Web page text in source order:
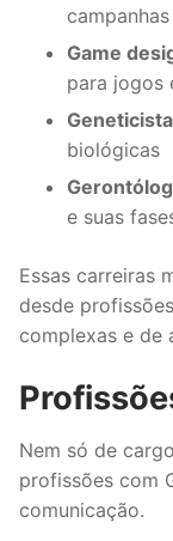
Game
para jogos
Geneticista
biológicas
e suas
Essas carreiras
desde
complexas e de
Nem só de
profissões com
comunicação.